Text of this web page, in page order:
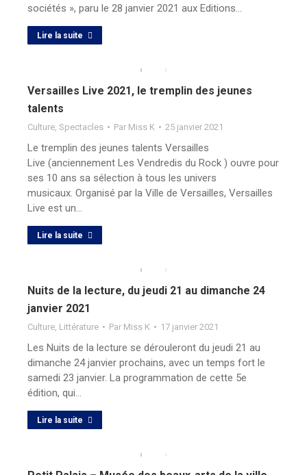
sociétés », paru le 28 janvier 2021 aux Editions…
Lire la suite
Versailles Live 2021, le tremplin des jeunes
talents
Culture, Spectacles Par Miss K 25 janvier 2021
Le tremplin des jeunes talents Versailles
Live (anciennement Les Vendredis du Rock ) ouvre pour
ses 10 ans sa sélection à tous les univers
musicaux. Organisé par la Ville de Versailles, Versailles
Live est un…
Lire la suite
Nuits de la lecture, du jeudi 21 au dimanche 24
janvier 2021
Culture, Littérature Par Miss K 17 janvier 2021
Les Nuits de la lecture se dérouleront du jeudi 21 au
dimanche 24 janvier prochains, avec un temps fort le
samedi 23 janvier. La programmation de cette 5e
édition, qui…
Lire la suite